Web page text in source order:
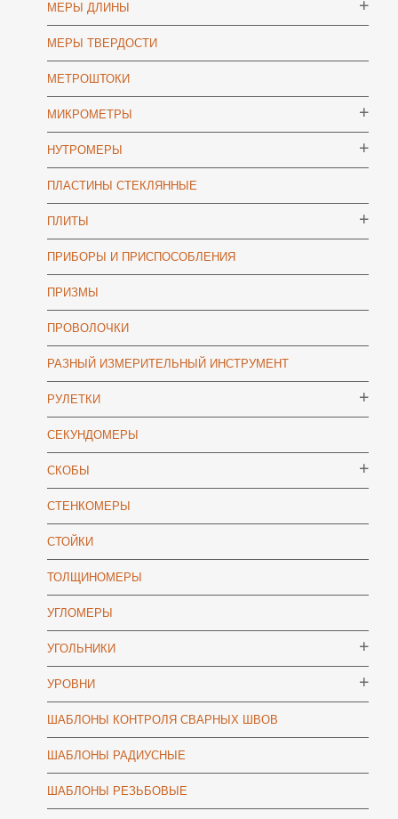
МЕРЫ ДЛИНЫ
МЕРЫ ТВЕРДОСТИ
МЕТРОШТОКИ
МИКРОМЕТРЫ
НУТРОМЕРЫ
ПЛАСТИНЫ СТЕКЛЯННЫЕ
ПЛИТЫ
ПРИБОРЫ И ПРИСПОСОБЛЕНИЯ
ПРИЗМЫ
ПРОВОЛОЧКИ
РАЗНЫЙ ИЗМЕРИТЕЛЬНЫЙ ИНСТРУМЕНТ
РУЛЕТКИ
СЕКУНДОМЕРЫ
СКОБЫ
СТЕНКОМЕРЫ
СТОЙКИ
ТОЛЩИНОМЕРЫ
УГЛОМЕРЫ
УГОЛЬНИКИ
УРОВНИ
ШАБЛОНЫ КОНТРОЛЯ СВАРНЫХ ШВОВ
ШАБЛОНЫ РАДИУСНЫЕ
ШАБЛОНЫ РЕЗЬБОВЫЕ